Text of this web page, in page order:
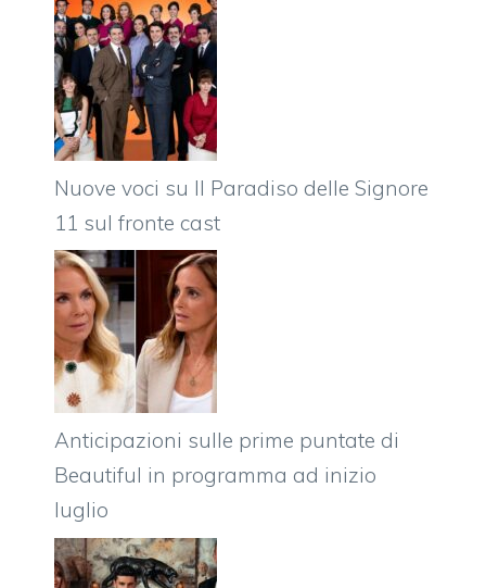
Nuove voci su Il Paradiso delle Signore
11 sul fronte cast
Anticipazioni sulle prime puntate di
Beautiful in programma ad inizio
luglio